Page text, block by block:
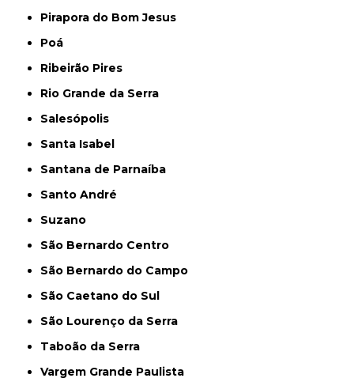
Pirapora do Bom Jesus
Poá
Ribeirão Pires
Rio Grande da Serra
Salesópolis
Santa Isabel
Santana de Parnaíba
Santo André
Suzano
São Bernardo Centro
São Bernardo do Campo
São Caetano do Sul
São Lourenço da Serra
Taboão da Serra
Vargem Grande Paulista